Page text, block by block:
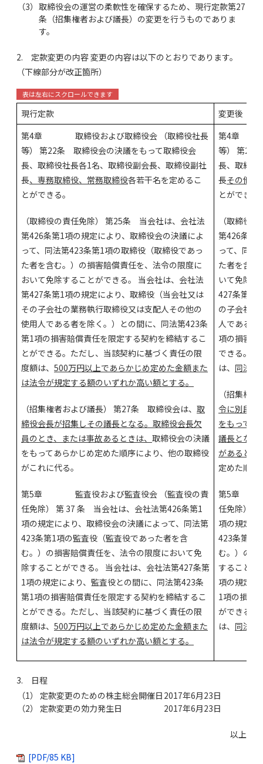
（3） 取締役会の運営の柔軟性を確保するため、現行定款第27
条（招集権者および議長）の変更を行うものでありま
す。
2. 定款変更の内容 変更の内容は以下のとおりであります。
（下線部分が改正箇所）
現行定款
変更後
第4章 取締役および取締役会 （取締役社長
等） 第22条 取締役会の決議をもって取締役会
長、取締役社長各1名、取締役副会長、取締役副社
長、専務取締役、常務取締役各若干名を定めるこ
とができる。
（取締役の責任免除） 第25条 当会社は、会社法
第426条第1項の規定により、取締役会の決議によ
って、同法第423条第1項の取締役（取締役であっ
た者を含む。）の損害賠償責任を、法令の限度に
おいて免除することができる。 当会社は、会社法
第427条第1項の規定により、取締役（当会社又は
その子会社の業務執行取締役又は支配人その他の
使用人である者を除く。）との間に、同法第423条
第1項の損害賠償責任を限定する契約を締結するこ
とができる。ただし、当該契約に基づく責任の限
度額は、 500万円以上であらかじめ定めた金額また
は法令が規定する額のいずれか高い額とする。
（招集権者および議長） 第27条 取締役会は、 取
締役会長が招集しその議長となる。取締役会長欠
員のとき、または事故あるときは、 取締役会の決議
をもってあらかじめ定めた順序により、他の取締役
がこれに代る。
第5章 監査役および監査役会 （監査役の責
任免除） 第 37 条 当会社は、会社法第426条第1
項の規定により、取締役会の決議によって、同法第
423条第1項の監査役（監査役であった者を含
む。）の損害賠償責任を、法令の限度において免
除することができる。 当会社は、会社法第427条第
1項の規定により、監査役との間に、同法第423条
第1項の損害賠償責任を限定する契約を締結するこ
とができる。ただし、当該契約に基づく責任の限
度額は、 500万円以上であらかじめ定めた金額また
は法令が規定する額のいずれか高い額とする。
第4章 取
等） 第22
長、取締役
長その他業
とができる
（取締役
第426条第
って、同
た者を含む
いて免除す
427条第1
の子会社の
人である者
項の損害賠
できる。た
は、 同法第
（招集権
令に別段の
をもってあ
議長となる
があるとき
定めた順序
第5章 監
任免除）
項の規定に
423条第1
む。）の損
することが
項の規定に
1項の損害
ができる。
は、 同法第
3. 日程
（1） 定款変更のための株主総会開催日 2017年6月23日
（2） 定款変更の効力発生日
2017年6月23日
以上
[PDF/85 KB]